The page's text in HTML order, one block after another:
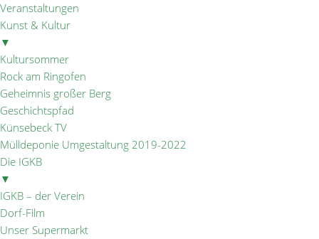
Veranstaltungen
Kunst & Kultur
▼
Kultursommer
Rock am Ringofen
Geheimnis großer Berg
Geschichtspfad
Künsebeck TV
Mülldeponie Umgestaltung 2019-2022
Die IGKB
▼
IGKB – der Verein
Dorf-Film
Unser Supermarkt